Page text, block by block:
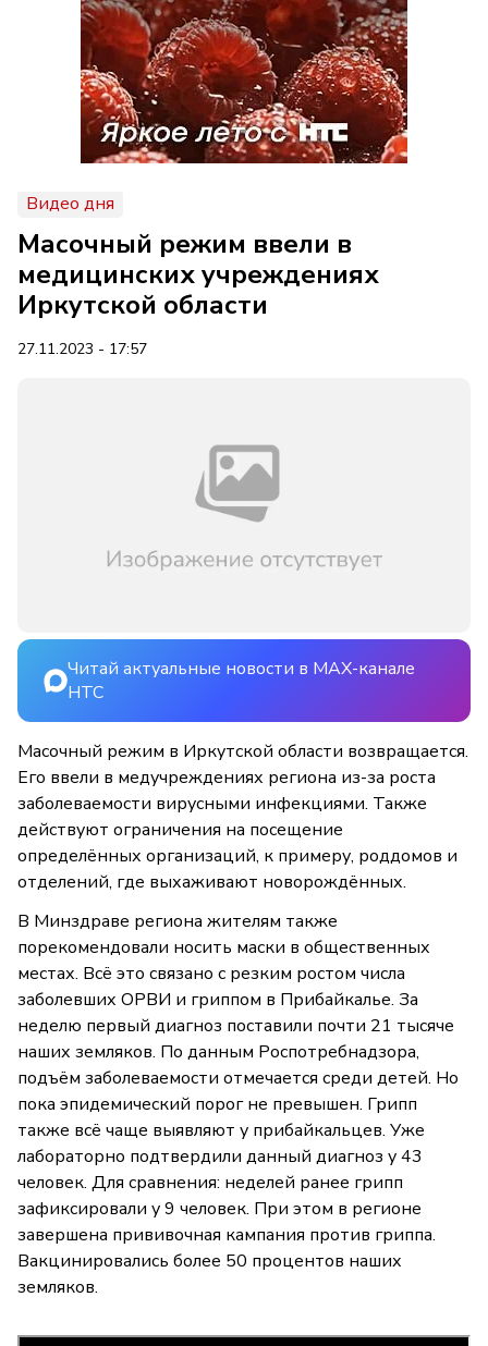
Видео дня
Масочный режим ввели в
медицинских учреждениях
Иркутской области
27.11.2023 - 17:57
Читай актуальные новости в MAX-канале
НТС
Масочный режим в Иркутской области возвращается.
Его ввели в медучреждениях региона из-за роста
заболеваемости вирусными инфекциями. Также
действуют ограничения на посещение
определённых организаций, к примеру, роддомов и
отделений, где выхаживают новорождённых.
В Минздраве региона жителям также
порекомендовали носить маски в общественных
местах. Всё это связано с резким ростом числа
заболевших ОРВИ и гриппом в Прибайкалье. За
неделю первый диагноз поставили почти 21 тысяче
наших земляков. По данным Роспотребнадзора,
подъём заболеваемости отмечается среди детей. Но
пока эпидемический порог не превышен. Грипп
также всё чаще выявляют у прибайкальцев. Уже
лабораторно подтвердили данный диагноз у 43
человек. Для сравнения: неделей ранее грипп
зафиксировали у 9 человек. При этом в регионе
завершена прививочная кампания против гриппа.
Вакцинировались более 50 процентов наших
земляков.